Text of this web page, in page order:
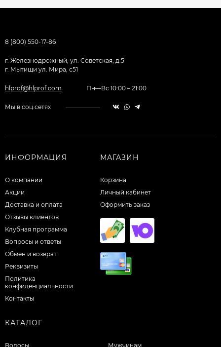
8 (800) 550-17-86
г. Железнодрожный, ул. Советская, д.5
г. Мытищи ул. Мира, с51
hlprof@hlprof.com Пн—Вс 10:00 – 21:00
Мы в соц.сетях
ИНФОРМАЦИЯ
О компании
Акции
Доставка и оплата
Отзывы клиентов
Клубная программа
Вопросы и ответы
Обмен и возврат
Реквизиты
Политика
конфиденциальности
Контакты
МАГАЗИН
Корзина
Личный кабинет
Оформить заказ
КАТАЛОГ
Волосы Мужчинам